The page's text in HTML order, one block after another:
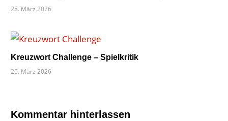
28. März 2026
Kreuzwort Challenge – Spielkritik
25. März 2026
Kommentar hinterlassen